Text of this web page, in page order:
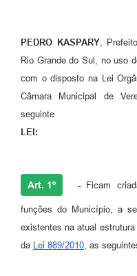
PEDRO KASPARY,
Rio Grande do Sul, no uso
com o disposto na Lei
Câmara Municipal de
seguinte
LEI:
Art. 1º -Ficam
funções do Município, a
existentes na atual
da Lei 889/2010 , as